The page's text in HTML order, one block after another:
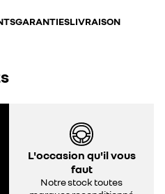
GARANTIESLIVRAISON
L'occasion qu'il vous
faut
Notre stock toutes